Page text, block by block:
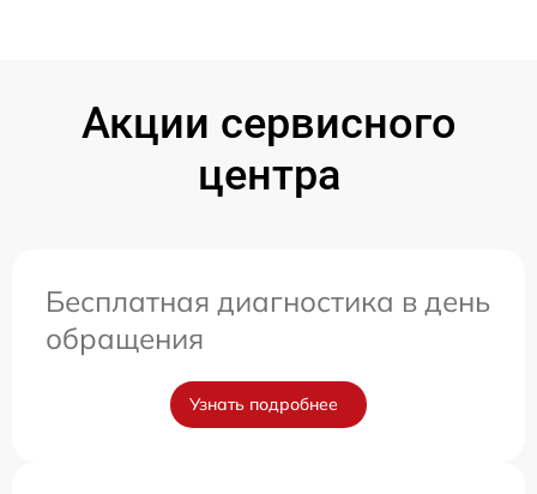
Акции сервисного
центра
Бесплатная диагностика в день
обращения
Узнать подробнее